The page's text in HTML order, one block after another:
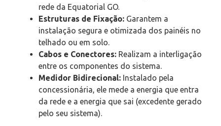
rede da Equatorial GO.
Estruturas de Fixação: Garantem a
instalação segura e otimizada dos painéis no
telhado ou em solo.
Cabos e Conectores: Realizam a interligação
entre os componentes do sistema.
Medidor Bidirecional: Instalado pela
concessionária, ele mede a energia que entra
da rede e a energia que sai (excedente gerado
pelo seu sistema).